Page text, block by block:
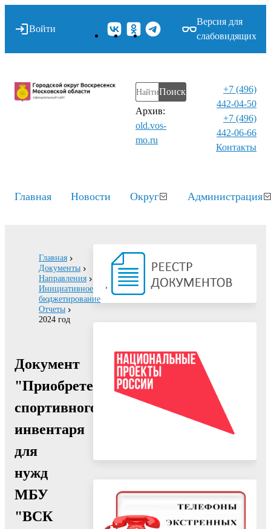
Войти
Версия для
слабовидящих
Поиск
Архив:
old.vos-
mo.ru
+7 (496)
442-04-50
+7 (496)
442-06-66
Контакты⁠
Главная Новости Округ Администрация
Главная
Документы
Направления
Инициативное
бюджетирование
Отчеты
2024 год
Документ
"Приобретение
спортивного
инвентаря
для
нужд
МБУ
"ВСК